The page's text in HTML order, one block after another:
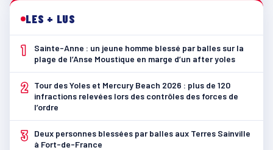
LES + LUS
1
Sainte-Anne : un jeune homme blessé par balles sur la
plage de l’Anse Moustique en marge d’un after yoles
2
Tour des Yoles et Mercury Beach 2026 : plus de 120
infractions relevées lors des contrôles des forces de
l’ordre
3
Deux personnes blessées par balles aux Terres Sainville
à Fort-de-France